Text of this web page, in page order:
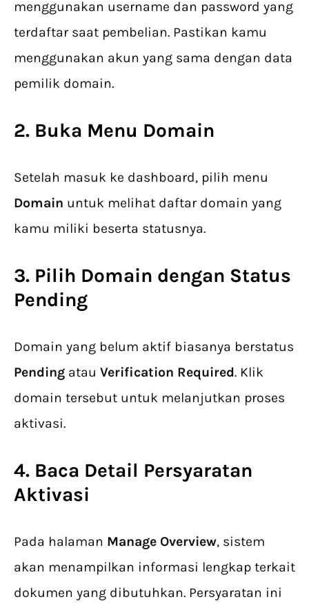
menggunakan username dan password yang
terdaftar saat pembelian. Pastikan kamu
menggunakan akun yang sama dengan data
pemilik domain.
2. Buka Menu Domain
Setelah masuk ke dashboard, pilih menu
Domain untuk melihat daftar domain yang
kamu miliki beserta statusnya.
3. Pilih Domain dengan Status
Pending
Domain yang belum aktif biasanya berstatus
Pending atau Verification Required. Klik
domain tersebut untuk melanjutkan proses
aktivasi.
4. Baca Detail Persyaratan
Aktivasi
Pada halaman Manage Overview, sistem
akan menampilkan informasi lengkap terkait
dokumen yang dibutuhkan. Persyaratan ini